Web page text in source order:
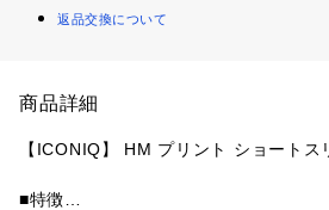
返品交換について
商品詳細
【ICONIQ】 HM プリント ショートス
■特徴